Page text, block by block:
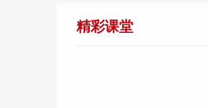
精彩课堂